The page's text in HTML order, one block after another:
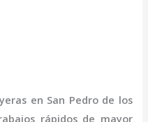
en San Pedro de los
rápidos de mayor